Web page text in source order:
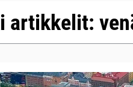
artikkelit: